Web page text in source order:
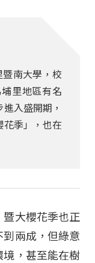
南大學，校
里地區有名
入盛開期，
花季」，也在
大櫻花季也正
兩成，但綠意
境，甚至能在樹